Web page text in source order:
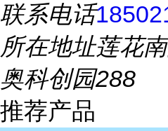
联系电话
所在地址莲花
奥科创园288
推荐产品